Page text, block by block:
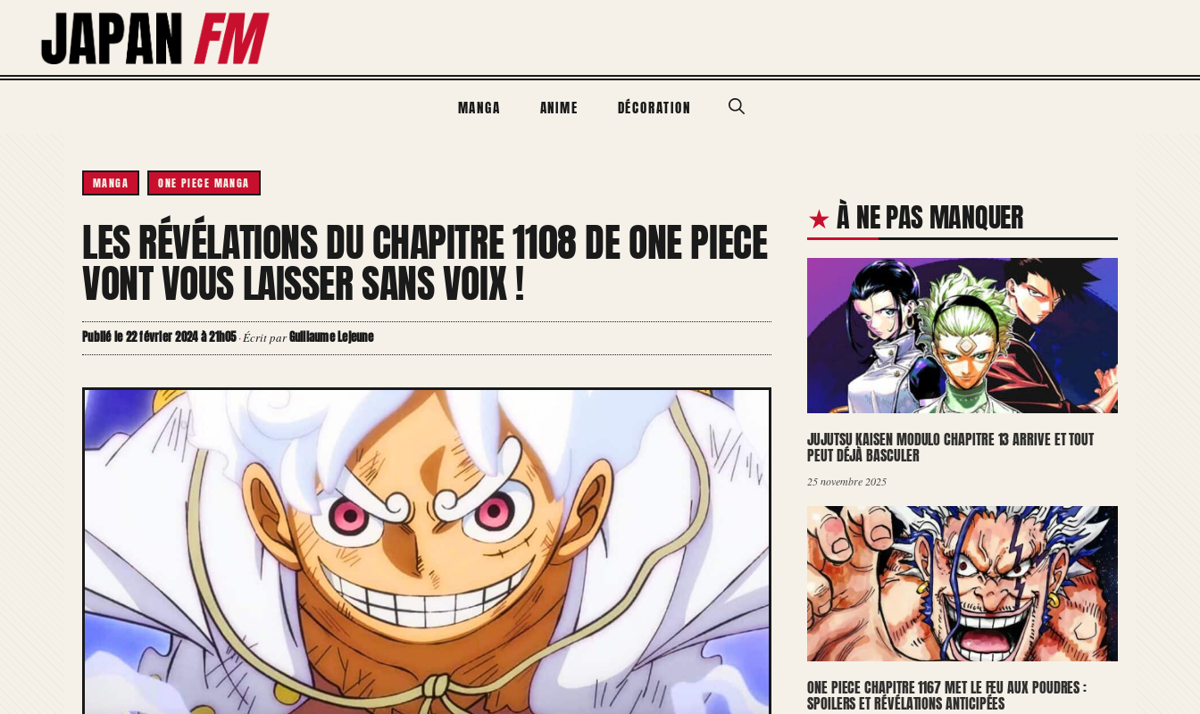
contenu
MANGA ANIME DÉCORATION
MANGA ONE PIECE MANGA
LES RÉVÉLATIONS DU CHAPITRE 1108 DE ONE PIECE
VONT VOUS LAISSER SANS VOIX !
Publié le 22 février 2024 à 21h05·Écrit parGuillaume Lejeune
À NE PAS MANQUER
JUJUTSU KAISEN MODULO CHAPITRE 13 ARRIVE ET TOUT
PEUT DÉJÀ BASCULER
25 novembre 2025
ONE PIECE CHAPITRE 1167 MET LE FEU AUX POUDRES :
SPOILERS ET RÉVÉLATIONS ANTICIPÉES